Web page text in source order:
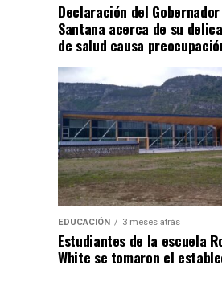
Declaración del
Santana acerca de su
de salud causa
EDUCACIÓN 3 meses atrás
Estudiantes de la escuela
White se tomaron el